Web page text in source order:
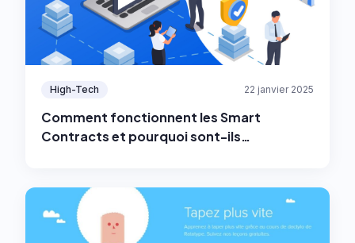
High-Tech 22 janvier 2025
Comment fonctionnent les Smart
Contracts et pourquoi sont-ils